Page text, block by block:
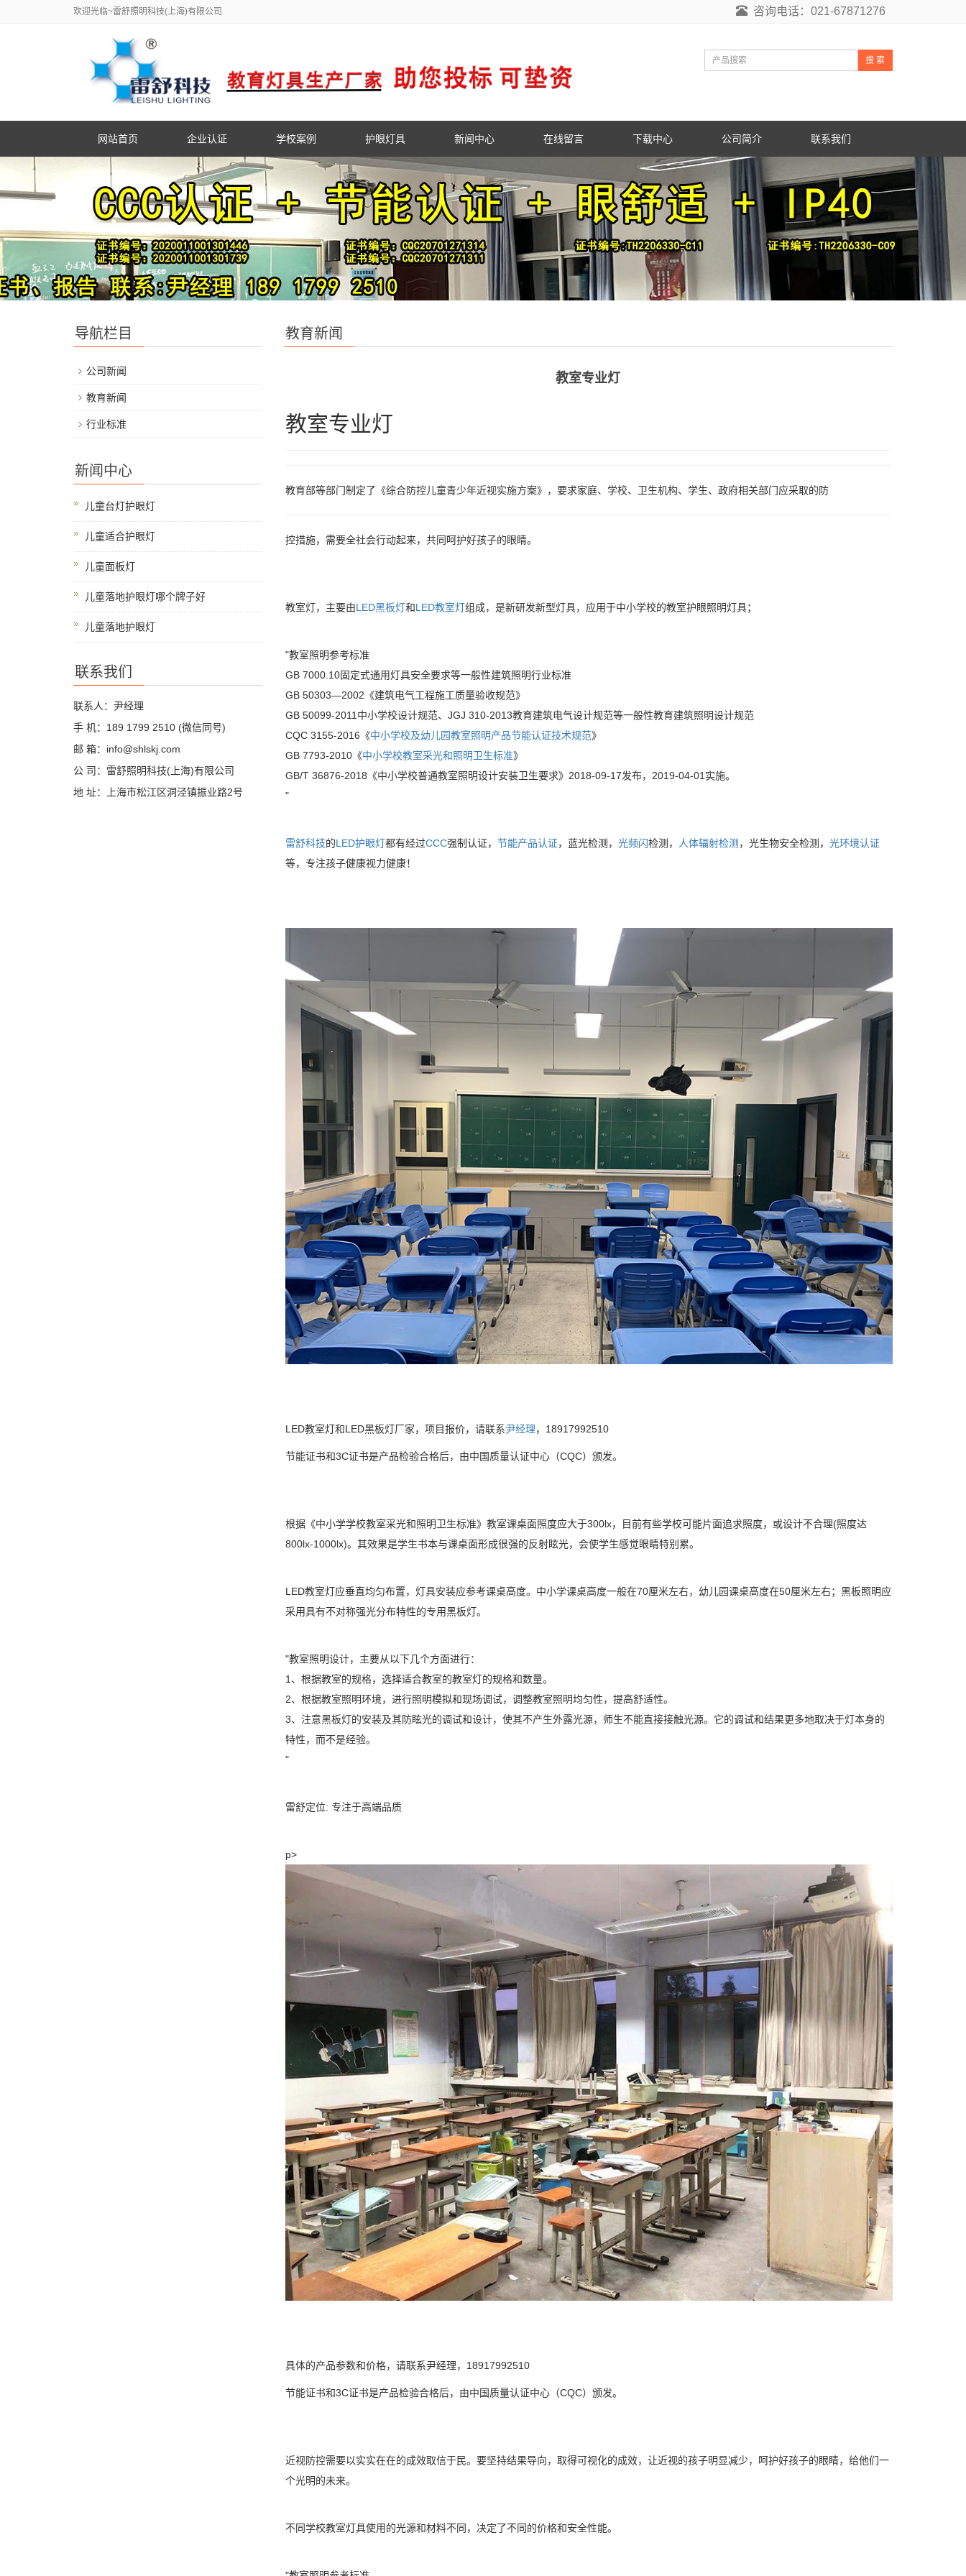
欢迎光临~雷舒照明科技(上海)有限公司 咨询电话：021-67871276
搜 索
网站首页 企业认证 学校案例 护眼灯具 新闻中心 在线留言 下载中心 公司简介 联系我们
教育新闻
教室专业灯
教室专业灯
教育部等部门制定了《综合防控儿童青少年近视实施方案》，要求家庭、学校、卫生机构、学生、政府相关部门应采取的防
控措施，需要全社会行动起来，共同呵护好孩子的眼睛。
教室灯，主要由LED黑板灯和LED教室灯组成，是新研发新型灯具，应用于中小学校的教室护眼照明灯具；
"教室照明参考标准
GB 7000.10固定式通用灯具安全要求等一般性建筑照明行业标准
GB 50303—2002《建筑电气工程施工质量验收规范》
GB 50099-2011中小学校设计规范、JGJ 310-2013教育建筑电气设计规范等一般性教育建筑照明设计规范
CQC 3155-2016《中小学校及幼儿园教室照明产品节能认证技术规范》
GB 7793-2010《中小学校教室采光和照明卫生标准》
GB/T 36876-2018《中小学校普通教室照明设计安装卫生要求》2018-09-17发布，2019-04-01实施。
"
雷舒科技的LED护眼灯都有经过CCC强制认证， 节能产品认证，蓝光检测， 光频闪检测， 人体辐射检测 ，光生物安全检测， 光环境认证
等，专注孩子健康视力健康！
LED教室灯和LED黑板灯厂家，项目报价，请联系尹经理，18917992510
节能证书和3C证书是产品检验合格后，由中国质量认证中心（CQC）颁发。
根据《中小学学校教室采光和照明卫生标准》教室课桌面照度应大于300lx，目前有些学校可能片面追求照度，或设计不合理(照度达
800lx-1000lx)。其效果是学生书本与课桌面形成很强的反射眩光，会使学生感觉眼睛特别累。
LED教室灯应垂直均匀布置，灯具安装应参考课桌高度。中小学课桌高度一般在70厘米左右，幼儿园课桌高度在50厘米左右；黑板照明应
采用具有不对称强光分布特性的专用黑板灯。
"教室照明设计，主要从以下几个方面进行：
1、根据教室的规格，选择适合教室的教室灯的规格和数量。
2、根据教室照明环境，进行照明模拟和现场调试，调整教室照明均匀性，提高舒适性。
3、注意黑板灯的安装及其防眩光的调试和设计，使其不产生外露光源，师生不能直接接触光源。它的调试和结果更多地取决于灯本身的
特性，而不是经验。
"
雷舒定位: 专注于高端品质
p>
具体的产品参数和价格，请联系尹经理，18917992510
节能证书和3C证书是产品检验合格后，由中国质量认证中心（CQC）颁发。
近视防控需要以实实在在的成效取信于民。要坚持结果导向，取得可视化的成效，让近视的孩子明显减少，呵护好孩子的眼睛，给他们一
个光明的未来。
不同学校教室灯具使用的光源和材料不同，决定了不同的价格和安全性能。
导航栏目
公司新闻
教育新闻
行业标准
新闻中心
儿童台灯护眼灯
儿童适合护眼灯
儿童面板灯
儿童落地护眼灯哪个牌子好
儿童落地护眼灯
联系我们
联系人：尹经理
手 机：189 1799 2510 (微信同号)
邮 箱：info@shlskj.com
公 司：雷舒照明科技(上海)有限公司
地 址：上海市松江区洞泾镇振业路2号